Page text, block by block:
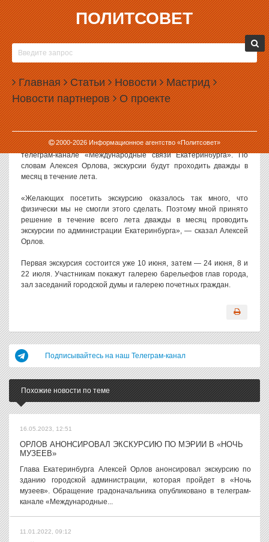
ПОЛИТСОВЕТ
Главная Статьи Новости Мастрид
Новости партнеров О проекте
2000-2026Информационное агентство «Политсовет»
06.06.2023, 13:44
ЭКСКУРСИИ ПО АДМИНИСТРАЦИИ
ЕКАТЕРИНБУРГА СТАНУТ ПОСТОЯННЫМИ
Глава Екатеринбурга Алексей Орлов анонсировал организацию
постоянных экскурсий по зданию горадминистрации. Впервые
горожан провели с гидом по мэрии в рамках минувшей «Ночи
музыки».
О проведении постоянных экскурсий градоначальник рассказал в
телеграм-канале «Международные связи Екатеринбурга». По
словам Алексея Орлова, экскурсии будут проходить дважды в
месяц в течение лета.
«Желающих посетить экскурсию оказалось так много, что
физически мы не смогли этого сделать. Поэтому мной принято
решение в течение всего лета дважды в месяц проводить
экскурсии по администрации Екатеринбурга», — сказал Алексей
Орлов.
Первая экскурсия состоится уже 10 июня, затем — 24 июня, 8 и
22 июля. Участникам покажут галерею барельефов глав города,
зал заседаний городской думы и галерею почетных граждан.
Подписывайтесь на наш Телеграм-канал
Похожие новости по теме
16.05.2023, 12:51
ОРЛОВ АНОНСИРОВАЛ ЭКСКУРСИЮ ПО МЭРИИ В «НОЧЬ
МУЗЕЕВ»
Глава Екатеринбурга Алексей Орлов анонсировал экскурсию по
зданию городской администрации, которая пройдет в «Ночь
музеев». Обращение градоначальника опубликовано в телеграм-
канале «Международные...
11.01.2022, 09:12